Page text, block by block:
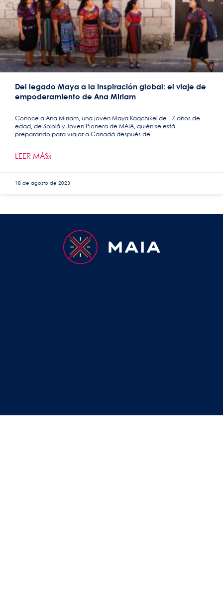
Del legado Maya a la inspiración global: el viaje de
empoderamiento de Ana Miriam
Conoce a Ana Miriam, una joven Maya Kaqchikel de 17 años de
edad, de Sololá y Joven Pionera de MAIA, quién se está
preparando para viajar a Canadá después de
LEER MÁS»
18 de agosto de 2023